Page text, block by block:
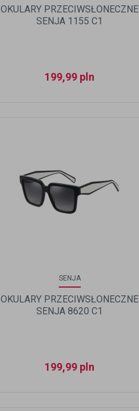
OKULARY PRZECIWSŁONECZNE
SENJA 1155 C1
199,99 pln
SENJA
OKULARY PRZECIWSŁONECZNE
SENJA 8620 C1
199,99 pln